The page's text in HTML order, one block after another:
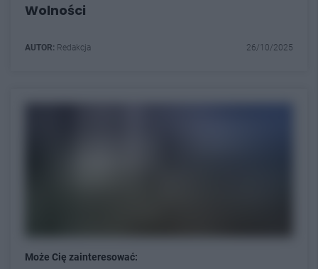
Wolności
AUTOR: Redakcja 26/10/2025
Może Cię zainteresować: